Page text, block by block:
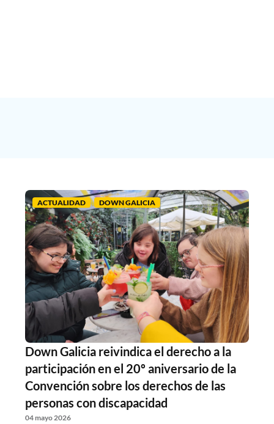
ACTUALIDAD DOWN GALICIA
Down Galicia reivindica el derecho a la
participación en el 20º aniversario de la
Convención sobre los derechos de las
personas con discapacidad
04 mayo 2026